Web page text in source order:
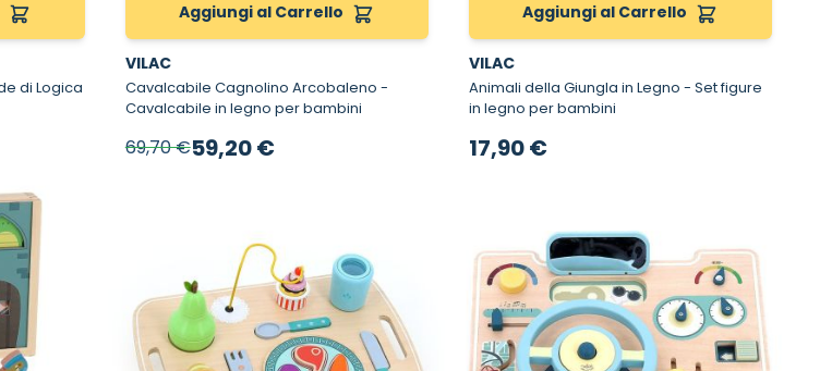
Aggiungi al Carrello
VILAC
Cavalcabile Cagnolino Arcobaleno -
Cavalcabile in legno per bambini
69,70 €Prezzo speciale
59,20 €
Aggiungi al Carrello
VILAC
Animali della Giungla in Legno - Set figure
in legno per bambini
17,90 €